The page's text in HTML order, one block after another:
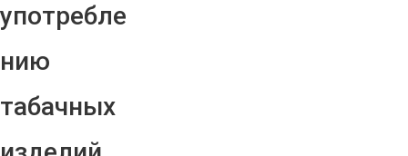
употребле
нию
табачных